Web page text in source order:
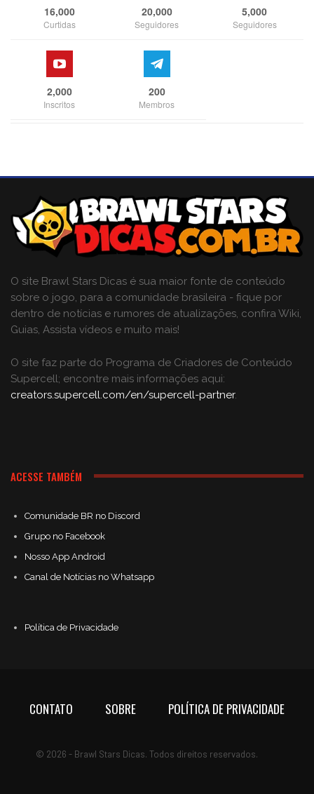
16,000
Curtidas
20,000
Seguidores
5,000
Seguidores
2,000
Inscritos
200
Membros
O site Brawl Stars Dicas é sua maior fonte de conteúdo
sobre o jogo, para a comunidade brasileira - fique por
dentro de notícias e rumores de atualizações, confira Wiki,
Guias, Assista vídeos e muito mais!
O site faz parte do Programa de Criadores de Conteúdo
Supercell; encontre mais informações aqui:
creators.supercell.com/en/supercell-partner.
ACESSE TAMBÉM
Comunidade BR no Discord
Grupo no Facebook
Nosso App Android
Canal de Notícias no Whatsapp
Política de Privacidade
CONTATO SOBRE POLÍTICA DE PRIVACIDADE
© 2026 - Brawl Stars Dicas. Todos direitos reservados.